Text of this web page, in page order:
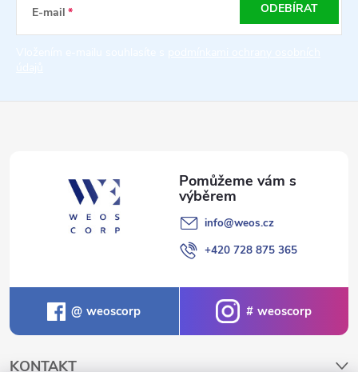
í
E-mail ODEBÍRAT
info@weos.cz
+420 728 875 365
weoscorp weoscorp
KONTAKT